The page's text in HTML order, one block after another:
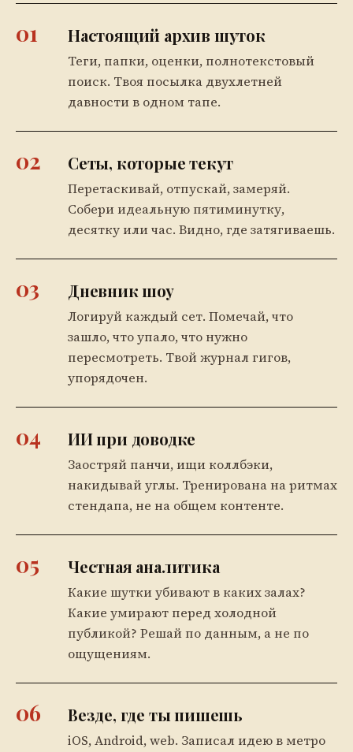
01 Настоящий архив шуток
Теги, папки, оценки, полнотекстовый
поиск. Твоя посылка двухлетней
давности в одном тапе.
02 Сеты, которые текут
Перетаскивай, отпускай, замеряй.
Собери идеальную пятиминутку,
десятку или час. Видно, где затягиваешь.
03 Дневник шоу
Логируй каждый сет. Помечай, что
зашло, что упало, что нужно
пересмотреть. Твой журнал гигов,
упорядочен.
04 ИИ при доводке
Заостряй панчи, ищи коллбэки,
накидывай углы. Тренирована на ритмах
стендапа, не на общем контенте.
05 Честная аналитика
Какие шутки убивают в каких залах?
Какие умирают перед холодной
публикой? Решай по данным, а не по
ощущениям.
06 Везде, где ты пишешь
iOS, Android, web. Записал идею в метро